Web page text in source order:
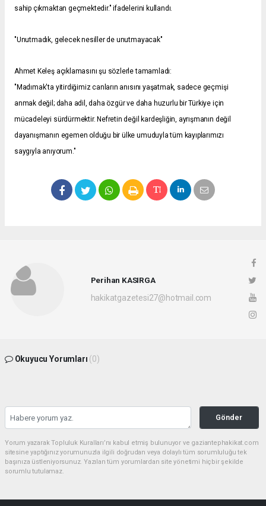
sahip çıkmaktan geçmektedir." ifadelerini kullandı.
"Unutmadık, gelecek nesiller de unutmayacak"
Ahmet Keleş açıklamasını şu sözlerle tamamladı:
"Madımak'ta yitirdiğimiz canların anısını yaşatmak, sadece geçmişi
anmak değil; daha adil, daha özgür ve daha huzurlu bir Türkiye için
mücadeleyi sürdürmektir. Nefretin değil kardeşliğin, ayrışmanın değil
dayanışmanın egemen olduğu bir ülke umuduyla tüm kayıplarımızı
saygıyla anıyorum."
Perihan KASIRGA
hakikatgazetesi27@hotmail.com
Okuyucu Yorumları (0)
Gönder
Yorum yazarak Topluluk Kuralları’nı kabul etmiş bulunuyor ve gaziantephakikat.com
sitesine yaptığınız yorumunuzla ilgili doğrudan veya dolaylı tüm sorumluluğu tek
başınıza üstleniyorsunuz. Yazılan tüm yorumlardan site yönetimi hiçbir şekilde
sorumlu tutulamaz.